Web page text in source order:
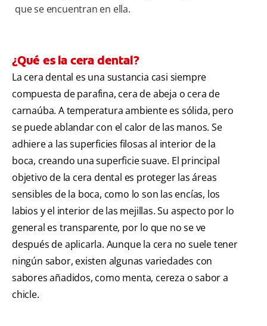
que se encuentran en ella.
¿Qué es la cera dental?
La cera dental es una sustancia casi siempre
compuesta de parafina, cera de abeja o cera de
carnaúba. A temperatura ambiente es sólida, pero
se puede ablandar con el calor de las manos. Se
adhiere a las superficies filosas al interior de la
boca, creando una superficie suave. El principal
objetivo de la cera dental es proteger las áreas
sensibles de la boca, como lo son las encías, los
labios y el interior de las mejillas. Su aspecto por lo
general es transparente, por lo que no se ve
después de aplicarla. Aunque la cera no suele tener
ningún sabor, existen algunas variedades con
sabores añadidos, como menta, cereza o sabor a
chicle.